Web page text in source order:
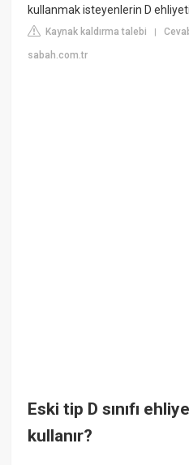
kullanmak isteyenlerin D
Kaynak kaldırma talebi |
sabah.com.tr
Eski tip D sınıfı
kullanır?